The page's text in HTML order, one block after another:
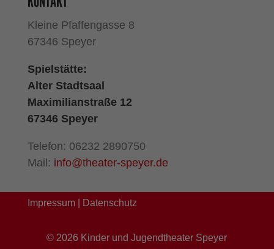
Kleine Pfaffengasse 8
67346 Speyer
Spielstätte:
Alter Stadtsaal
Maximilianstraße 12
67346 Speyer
Telefon: 06232 2890750
Mail: info@theater-speyer.de
Impressum| Datenschutz
© 2026 Kinder und Jugendtheater Speyer